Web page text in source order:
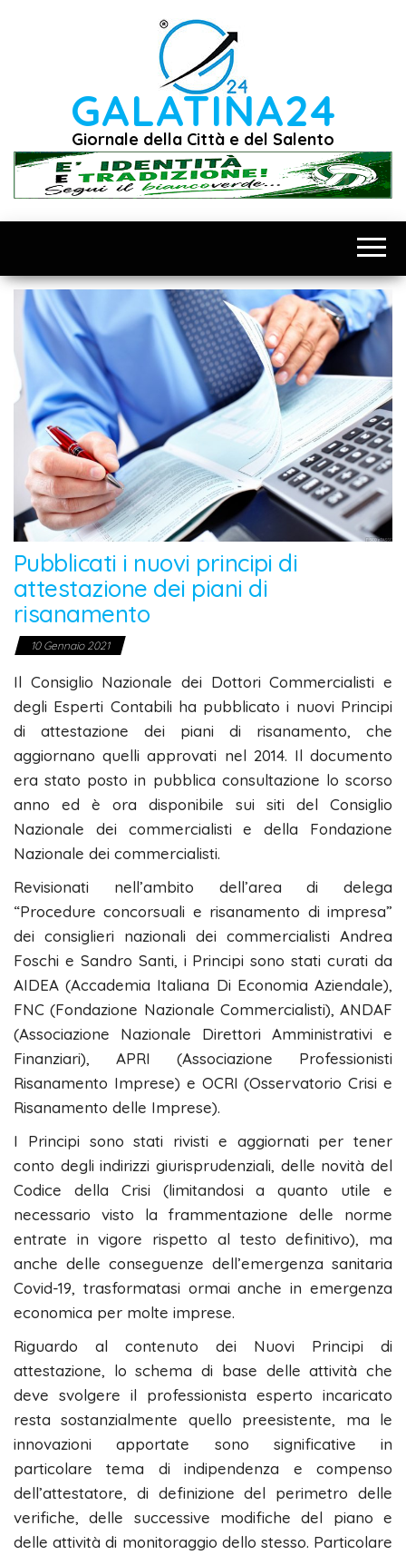
GALATINA24
Giornale della Città e del Salento
Pubblicati i nuovi principi di
attestazione dei piani di
risanamento
10 Gennaio 2021
Il Consiglio Nazionale dei Dottori Commercialisti e
degli Esperti Contabili ha pubblicato i nuovi Principi
di attestazione dei piani di risanamento, che
aggiornano quelli approvati nel 2014. Il documento
era stato posto in pubblica consultazione lo scorso
anno ed è ora disponibile sui siti del Consiglio
Nazionale dei commercialisti e della Fondazione
Nazionale dei commercialisti.
Revisionati nell’ambito dell’area di delega
“Procedure concorsuali e risanamento di impresa”
dei consiglieri nazionali dei commercialisti Andrea
Foschi e Sandro Santi, i Principi sono stati curati da
AIDEA (Accademia Italiana Di Economia Aziendale),
FNC (Fondazione Nazionale Commercialisti), ANDAF
(Associazione Nazionale Direttori Amministrativi e
Finanziari), APRI (Associazione Professionisti
Risanamento Imprese) e OCRI (Osservatorio Crisi e
Risanamento delle Imprese).
I Principi sono stati rivisti e aggiornati per tener
conto degli indirizzi giurisprudenziali, delle novità del
Codice della Crisi (limitandosi a quanto utile e
necessario visto la frammentazione delle norme
entrate in vigore rispetto al testo definitivo), ma
anche delle conseguenze dell’emergenza sanitaria
Covid-19, trasformatasi ormai anche in emergenza
economica per molte imprese.
Riguardo al contenuto dei Nuovi Principi di
attestazione, lo schema di base delle attività che
deve svolgere il professionista esperto incaricato
resta sostanzialmente quello preesistente, ma le
innovazioni apportate sono significative in
particolare tema di indipendenza e compenso
dell’attestatore, di definizione del perimetro delle
verifiche, delle successive modifiche del piano e
delle attività di monitoraggio dello stesso. Particolare